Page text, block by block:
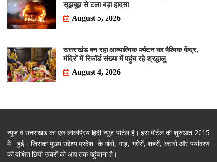
सूझबूझ से टला बड़ा हादसा
August 5, 2026
उत्तराखंड बन रहा आध्यात्मिक पर्यटन का वैश्विक केंद्र,
मंदिरों में रिकॉर्ड संख्या में पहुंच रहे श्रद्धालु
August 4, 2026
न्यूज़ वे उत्तराखंड का एक लोकप्रिय हिंदी न्यूज़ पोर्टल है। इस पोर्टल की शुरुआत 2015
में हुई। जिसका मुख्य उद्देश्य प्रदेश के गांवों, गाड़, गधेरों, शहरों, कस्बों और पर्यावरण
की वांक्षित छिपी खबरों को आप तक पहुंचाना है।